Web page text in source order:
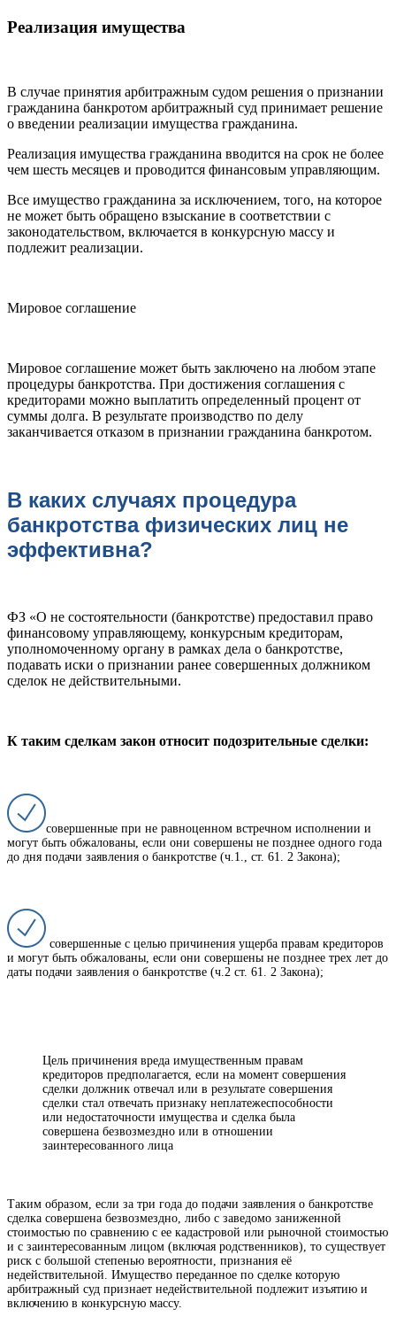
Реализация имущества
В случае принятия арбитражным судом решения о признании
гражданина банкротом арбитражный суд принимает решение
о введении реализации имущества гражданина.
Реализация имущества гражданина вводится на срок не более
чем шесть месяцев и проводится финансовым управляющим.
Все имущество гражданина за исключением, того, на которое
не может быть обращено взыскание в соответствии с
законодательством, включается в конкурсную массу и
подлежит реализации.
Мировое соглашение
Мировое соглашение может быть заключено на любом этапе
процедуры банкротства. При достижения соглашения с
кредиторами можно выплатить определенный процент от
суммы долга. В результате производство по делу
заканчивается отказом в признании гражданина банкротом.
В каких случаях процедура
банкротства физических лиц не
эффективна?
ФЗ «О не состоятельности (банкротстве) предоставил право
финансовому управляющему, конкурсным кредиторам,
уполномоченному органу в рамках дела о банкротстве,
подавать иски о признании ранее совершенных должником
сделок не действительными.
К таким сделкам закон относит подозрительные сделки:
совершенные при не равноценном встречном исполнении и
могут быть обжалованы, если они совершены не позднее одного года
до дня подачи заявления о банкротстве (ч.1., ст. 61. 2 Закона);
совершенные с целью причинения ущерба правам кредиторов
и могут быть обжалованы, если они совершены не позднее трех лет до
даты подачи заявления о банкротстве (ч.2 ст. 61. 2 Закона);
Цель причинения вреда имущественным правам
кредиторов предполагается, если на момент совершения
сделки должник отвечал или в результате совершения
сделки стал отвечать признаку неплатежеспособности
или недостаточности имущества и сделка была
совершена безвозмездно или в отношении
заинтересованного лица
Таким образом, если за три года до подачи заявления о банкротстве
сделка совершена безвозмездно, либо с заведомо заниженной
стоимостью по сравнению с ее кадастровой или рыночной стоимостью
и с заинтересованным лицом (включая родственников), то существует
риск с большой степенью вероятности, признания её
недействительной. Имущество переданное по сделке которую
арбитражный суд признает недействительной подлежит изъятию и
включению в конкурсную массу.